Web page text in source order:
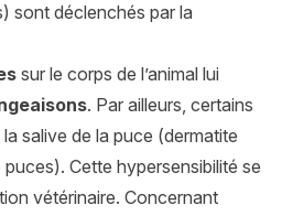
sont déclenchés par la
sur le corps de l’animal lui
. Par ailleurs, certains
salive de la puce (dermatite
Cette hypersensibilité se
vétérinaire. Concernant